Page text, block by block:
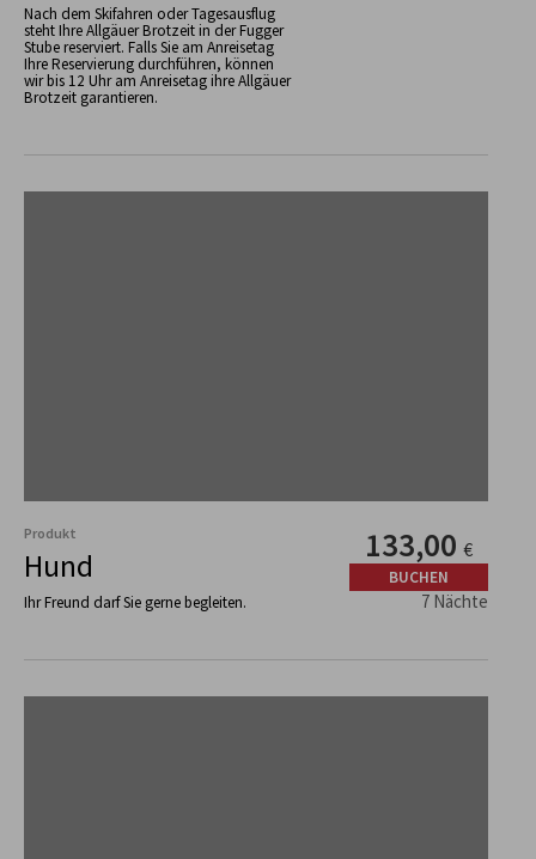
Nach dem Skifahren oder Tagesausflug
steht Ihre Allgäuer Brotzeit in der Fugger
Stube reserviert. Falls Sie am Anreisetag
Ihre Reservierung durchführen, können
wir bis 12 Uhr am Anreisetag ihre Allgäuer
Brotzeit garantieren.
Produkt
Hund
Ihr Freund darf Sie gerne begleiten.
133,00 €
BUCHEN
7 Nächte